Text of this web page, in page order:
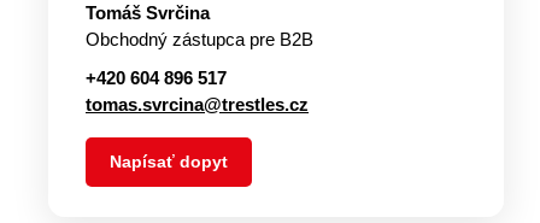
Tomáš Svrčina
Obchodný zástupca pre B2B
+420 604 896 517
tomas.svrcina@trestles.cz
Napísať dopyt